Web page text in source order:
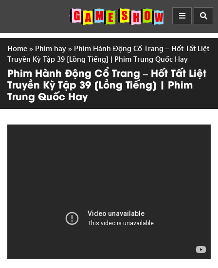
Home » Phim hay » Phim Hành Động Cổ Trang – Hốt Tất Liệt
Truyền Kỳ Tập 39 [Lồng Tiếng] | Phim Trung Quốc Hay
Phim Hành Động Cổ Trang – Hốt Tất Liệt
Truyền Kỳ Tập 39 [Lồng Tiếng] | Phim
Trung Quốc Hay